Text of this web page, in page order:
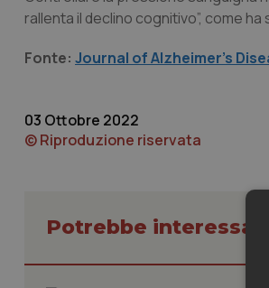
rallenta il declino cognitivo”, come
Fonte: Journal of Alzheimer’s
03 Ottobre 2022
© Riproduzione riservata
Potrebbe